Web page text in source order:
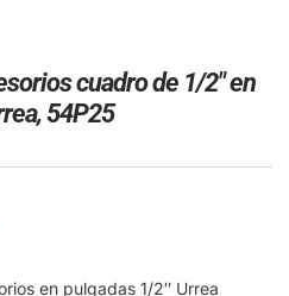
cuadro de 1/2″ en
54P25
en pulgadas 1/2″ Urrea